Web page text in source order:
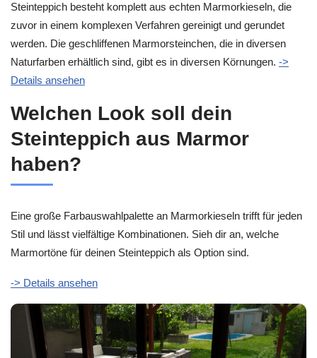
Steinteppich besteht komplett aus echten Marmorkieseln, die
zuvor in einem komplexen Verfahren gereinigt und gerundet
werden. Die geschliffenen Marmorsteinchen, die in diversen
Naturfarben erhältlich sind, gibt es in diversen Körnungen. ->
Details ansehen
Welchen Look soll dein
Steinteppich aus Marmor
haben?
Eine große Farbauswahlpalette an Marmorkieseln trifft für jeden
Stil und lässt vielfältige Kombinationen. Sieh dir an, welche
Marmortöne für deinen Steinteppich als Option sind.
-> Details ansehen